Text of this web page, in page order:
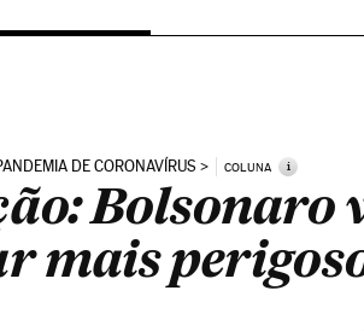
DE CORONAVÍRUS COLUNA i
Bolsonaro
mais